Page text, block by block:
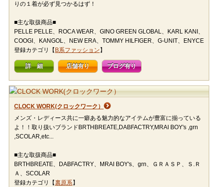
りの１着が必ず見つかるはず！
■主な取扱商品■
PELLE PELLE、ROCA WEAR、GINO GREEN GLOBAL、KARL KANI、
COOGI、KANGOL、NEW ERA、TOMMY HILFIGER、G-UNIT、ENYCE
登録カテゴリ【 B系ファッション 】
詳 細 店舗有り ブログ有り
CLOCK WORK(クロックワーク）
メンズ・レディース共に一癖ある魅力的なアイテムが豊富に揃っている
よ！！取り扱いブランドBRTHBREATE,DABFACTRY,MRAI BOY's ,grn
,SCOLAR,etc...
■主な取扱商品■
BRTHBREATE、DABFACTRY、MRAI BOY's、grn、ＧＲＡＳＰ、Ｓ.Ｒ
Ａ、SCOLAR
登録カテゴリ【裏原系】